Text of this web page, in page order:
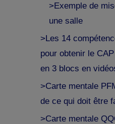
>Exemple de
une salle
>Les 14
pour obtenir le
en 3 blocs en
>Carte mentale
de ce qui doit être
>Carte mentale